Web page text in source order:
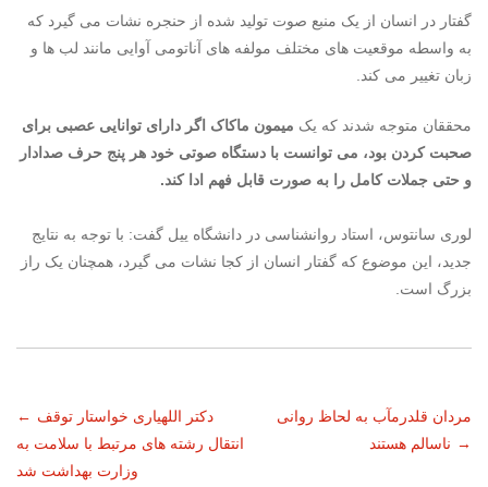
گفتار در انسان از یک منبع صوت تولید شده از حنجره نشات می گیرد که
به واسطه موقعیت های مختلف مولفه های آناتومی آوایی مانند لب ها و
زبان تغییر می کند.
محققان متوجه شدند که یک میمون ماکاک اگر دارای توانایی عصبی برای
صحبت کردن بود، می توانست با دستگاه صوتی خود هر پنج حرف صدادار
و حتی جملات کامل را به صورت قابل فهم ادا کند.
لوری سانتوس، استاد روانشناسی در دانشگاه ییل گفت: با توجه به نتایج
جدید، این موضوع که گفتار انسان از کجا نشات می گیرد، همچنان یک راز
بزرگ است.
ناوبری
نوشته
← دکتر اللهیاری خواستار توقف
انتقال رشته های مرتبط با سلامت به
وزارت بهداشت شد
مردان قلدرمآب به لحاظ روانی
ناسالم هستند →